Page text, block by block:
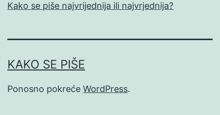
Kako se piše najvrijednija ili najvrjednija?
KAKO SE PIŠE
Ponosno pokreće WordPress.